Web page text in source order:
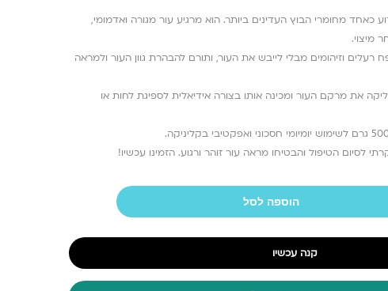
כאחד מחומרי הבוץ העדינים ביותר. הוא מרגיע עור מגורה ואדמומי,
מיצוי.
רעלים וזיהומים מבלי לייבש את העור, ותורם להבהרת גוון העור ולמראה
את מרקם העור ומכינה אותו בצורה אידיאלית לספיגת לחות או
לסיום הטיפול והבטיחו מראה עור זוהר ורגוע. הזמינו עכשיו!
הוספה לסל
קנה עכשיו